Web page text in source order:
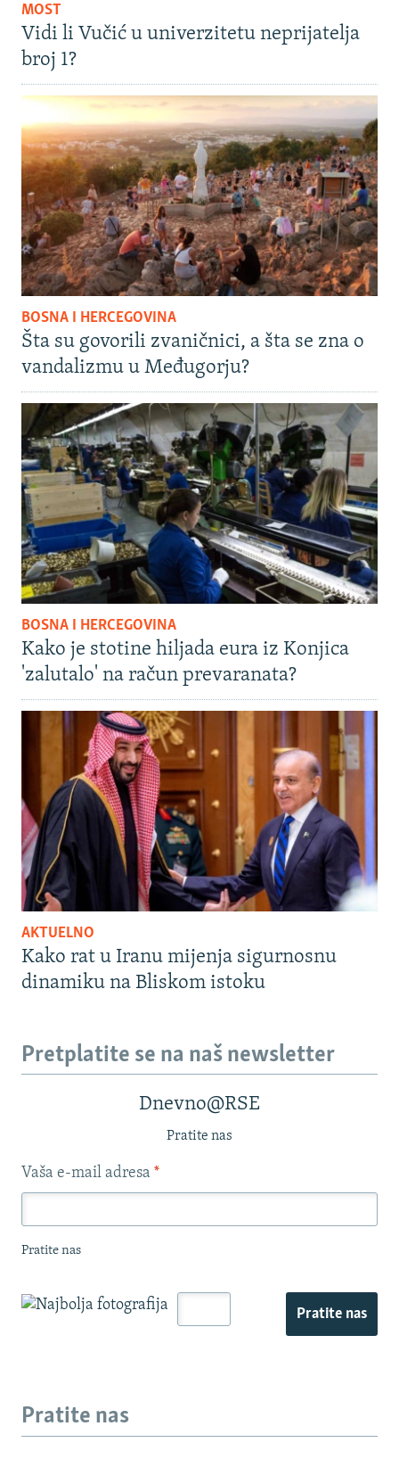
MOST
Vidi li Vučić u univerzitetu neprijatelja
broj 1?
BOSNA I HERCEGOVINA
Šta su govorili zvaničnici, a šta se zna o
vandalizmu u Međugorju?
BOSNA I HERCEGOVINA
Kako je stotine hiljada eura iz Konjica
'zalutalo' na račun prevaranata?
AKTUELNO
Kako rat u Iranu mijenja sigurnosnu
dinamiku na Bliskom istoku
Pretplatite se na naš newsletter
Dnevno@RSE
Pratite nas
Vaša e-mail adresa *
Pratite nas
Pratite nas
Pratite nas